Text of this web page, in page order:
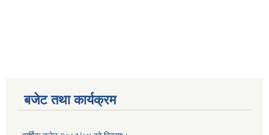
बजेट तथा कार्यक्रम